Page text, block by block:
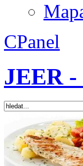
CPanel
JEER